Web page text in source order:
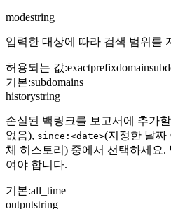
modestring
입력한 대상에 따라 검색 범위를
허용되는 값:exactprefixdomain
기본:subdomains
historystring
손실된 백링크를 보고서에 추가
없음), since:<date>(지정한 날짜
체 히스토리) 중에서 선택하세요
여야 합니다.
기본:all_time
outputstring